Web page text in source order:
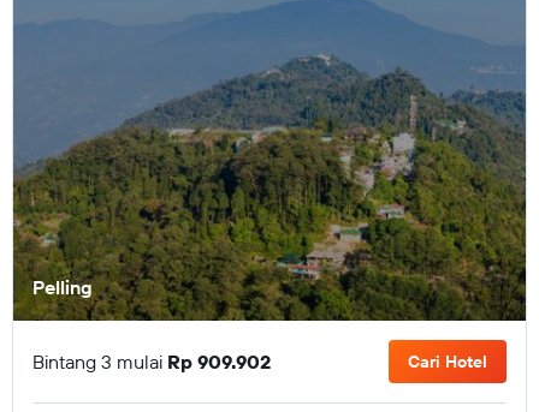
Pelling
Bintang 3 mulai Rp 909.902 Cari Hotel